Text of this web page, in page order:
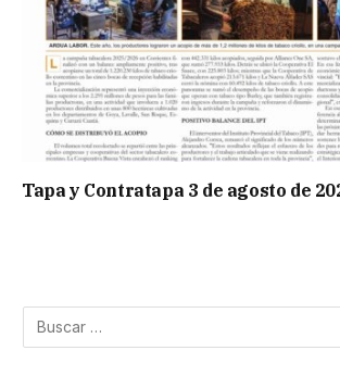
Tapa y Contratapa 3 de agosto de